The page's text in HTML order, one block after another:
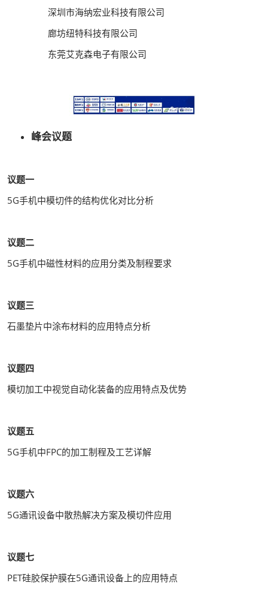
深圳市海纳宏业科技有限公司
廊坊纽特科技有限公司
东莞艾克森电子有限公司
峰会议题
议题一
5G手机中模切件的结构优化对比分析
议题二
5G手机中磁性材料的应用分类及制程要求
议题三
石墨垫片中涂布材料的应用特点分析
议题四
模切加工中视觉自动化装备的应用特点及优势
议题五
5G手机中FPC的加工制程及工艺详解
议题六
5G通讯设备中散热解决方案及模切件应用
议题七
PET硅胶保护膜在5G通讯设备上的应用特点